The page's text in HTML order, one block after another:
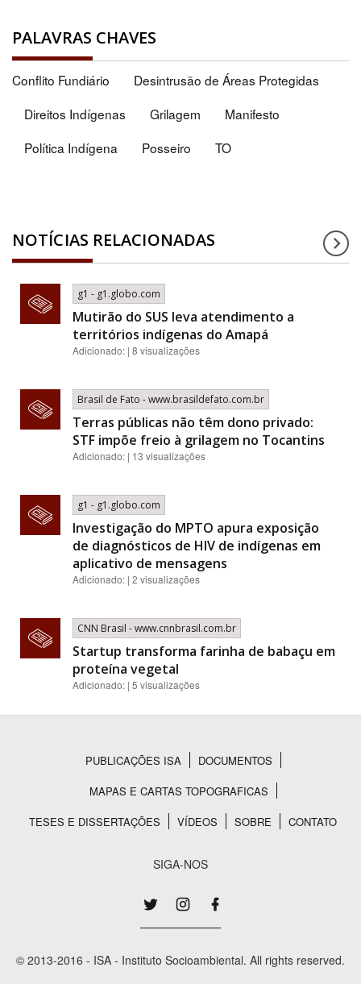
PALAVRAS CHAVES
Conflito Fundiário
Desintrusão de Áreas Protegidas
Direitos Indígenas
Grilagem
Manifesto
Política Indígena
Posseiro TO
NOTÍCIAS RELACIONADAS
g1 - g1.globo.com
Mutirão do SUS leva atendimento a
territórios indígenas do Amapá
Adicionado: | 8 visualizações
Brasil de Fato - www.brasildefato.com.br
Terras públicas não têm dono privado:
STF impõe freio à grilagem no Tocantins
Adicionado: | 13 visualizações
g1 - g1.globo.com
Investigação do MPTO apura exposição
de diagnósticos de HIV de indígenas em
aplicativo de mensagens
Adicionado: | 2 visualizações
CNN Brasil - www.cnnbrasil.com.br
Startup transforma farinha de babaçu em
proteína vegetal
Adicionado: | 5 visualizações
Rodapé
PUBLICAÇÕES ISA
DOCUMENTOS
MAPAS E CARTAS TOPOGRAFICAS
TESES E DISSERTAÇÕES
VÍDEOS SOBRE CONTATO
SIGA-NOS
© 2013-2016 - ISA - Instituto Socioambiental. All rights reserved.